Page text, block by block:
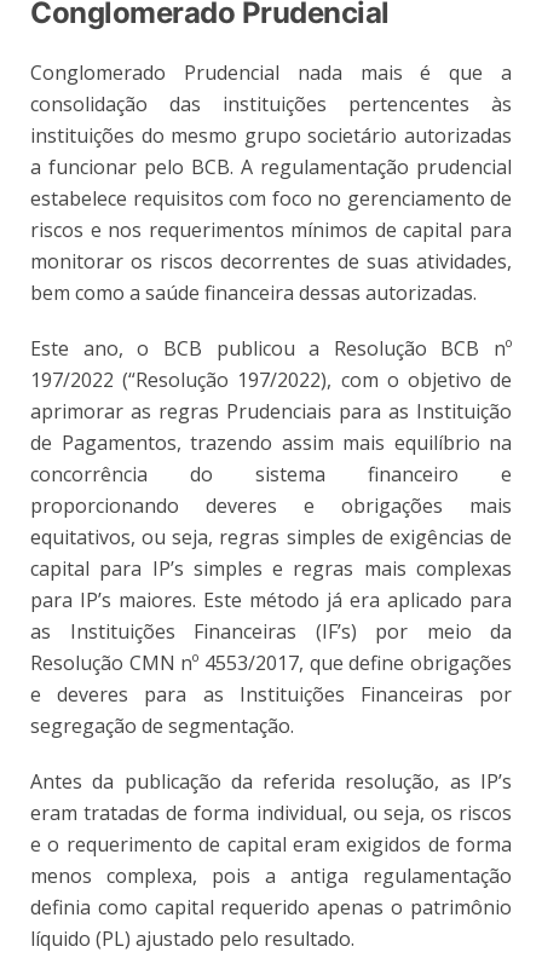
Conglomerado Prudencial
Conglomerado Prudencial nada mais é que a
consolidação das instituições pertencentes às
instituições do mesmo grupo societário autorizadas
a funcionar pelo BCB. A regulamentação prudencial
estabelece requisitos com foco no gerenciamento de
riscos e nos requerimentos mínimos de capital para
monitorar os riscos decorrentes de suas atividades,
bem como a saúde financeira dessas autorizadas.
Este ano, o BCB publicou a Resolução BCB nº
197/2022 (“Resolução 197/2022), com o objetivo de
aprimorar as regras Prudenciais para as Instituição
de Pagamentos, trazendo assim mais equilíbrio na
concorrência do sistema financeiro e
proporcionando deveres e obrigações mais
equitativos, ou seja, regras simples de exigências de
capital para IP’s simples e regras mais complexas
para IP’s maiores. Este método já era aplicado para
as Instituições Financeiras (IF’s) por meio da
Resolução CMN nº 4553/2017, que define obrigações
e deveres para as Instituições Financeiras por
segregação de segmentação.
Antes da publicação da referida resolução, as IP’s
eram tratadas de forma individual, ou seja, os riscos
e o requerimento de capital eram exigidos de forma
menos complexa, pois a antiga regulamentação
definia como capital requerido apenas o patrimônio
líquido (PL) ajustado pelo resultado.